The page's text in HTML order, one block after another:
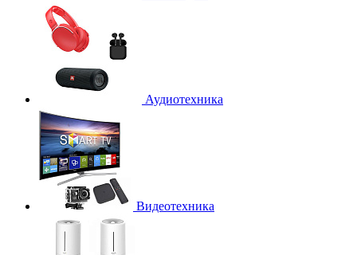
Аудиотехника
Видеотехника